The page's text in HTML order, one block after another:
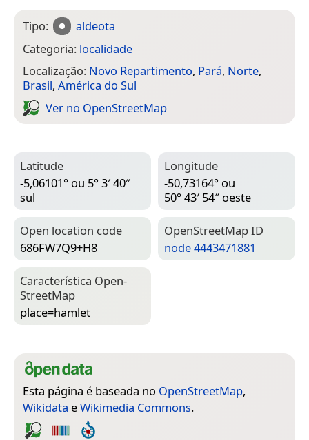
Tipo:
aldeota
Categoria: localidade
Localização: Novo Repartimento, Pará, Norte,
Brasil, América do Sul
Ver no Open­Street­Map
Latitude
-5,06101° ou 5° 3′ 40″
sul
Longitude
-50,73164° ou
50° 43′ 54″ oeste
Open location code
686FW7Q9+H8
Open­Street­Map ID
node 4443471881
Característica Open­
Street­Map
place=­hamlet
Esta página é baseada no OpenStreetMap,
Wikidata eWikimedia Commons.